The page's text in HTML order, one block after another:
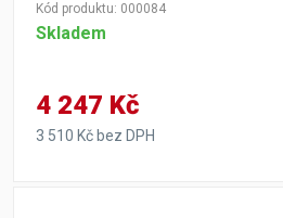
Kód produktu: 000084
Skladem
4 247 Kč
3 510 Kč bez DPH